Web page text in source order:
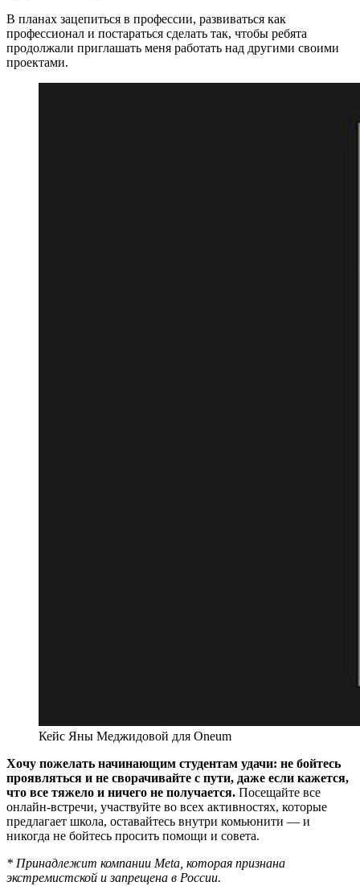
В планах зацепиться в профессии, развиваться как
профессионал и постараться сделать так, чтобы ребята
продолжали приглашать меня работать над другими своими
проектами.
Кейс Яны Меджидовой для Oneum
Хочу пожелать начинающим студентам удачи: не бойтесь
проявляться и не сворачивайте с пути, даже если кажется,
что все тяжело и ничего не получается. Посещайте все
онлайн-встречи, участвуйте во всех активностях, которые
предлагает школа, оставайтесь внутри комьюнити — и
никогда не бойтесь просить помощи и совета.
* Принадлежит компании Meta, которая признана
экстремистской и запрещена в России.